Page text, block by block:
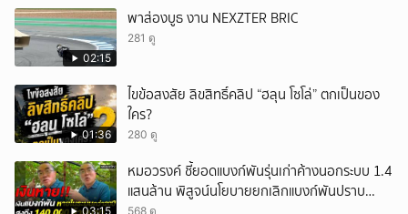
02:15
พาส่องบูธ งาน NEXZTER BRIC
281 ดู
01:36
ไขข้อสงสัย ลิขสิทธิ์คลิป “ฮลุน โซโล่” ตกเป็นของ
ใคร?
280 ดู
03:15
หมอวรงค์ ชี้ยอดแบงก์พันรุ่นเก่าค้างนอกระบบ 1.4
แสนล้าน พิสูจน์นโยบายยกเลิกแบงก์พันปราบ
568 ดู